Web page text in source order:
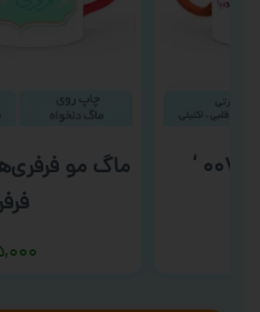
ماگ مو